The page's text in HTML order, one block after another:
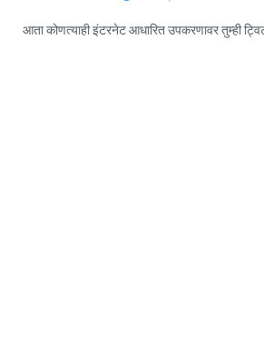
आता कोणत्याही इंटरनेट आधारित उपकरणावर तुम्ही